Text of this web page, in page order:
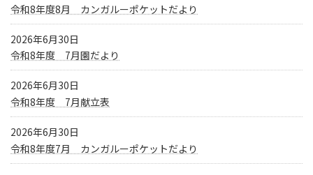
令和8年度8月 カンガルーポケットだより
2026年6月30日
令和8年度 7月園だより
2026年6月30日
令和8年度 7月献立表
2026年6月30日
令和8年度7月 カンガルーポケットだより